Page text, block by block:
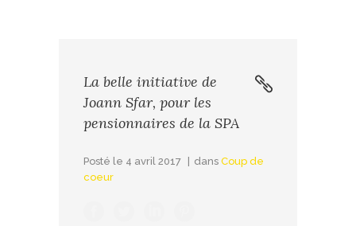
La belle initiative de
Joann Sfar, pour les
pensionnaires de la SPA
Posté le 4 avril 2017 dans Coup de
coeur